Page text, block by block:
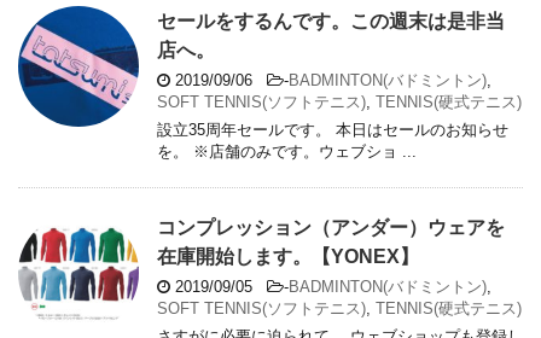
セールをするんです。この週末は是非当
店へ。
2019/09/06 -BADMINTON(バドミントン),
SOFT TENNIS(ソフトテニス), TENNIS(硬式テニス)
設立35周年セールです。 本日はセールのお知らせ
を。 ※店舗のみです。ウェブショ ...
コンプレッション（アンダー）ウェアを
在庫開始します。【YONEX】
2019/09/05 -BADMINTON(バドミントン),
SOFT TENNIS(ソフトテニス), TENNIS(硬式テニス)